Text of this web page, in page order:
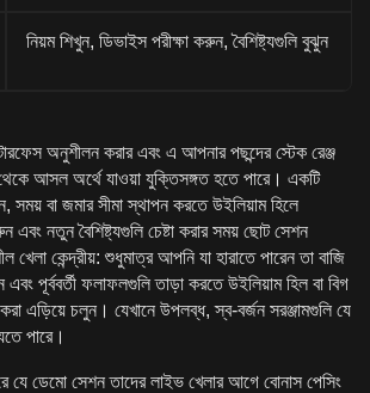
নিয়ম শিখুন, ডিভাইস পরীক্ষা করুন, বৈশিষ্ট্যগুলি বুঝুন
অনুশীলন করার এবং এ আপনার পছন্দের স্টেক রেঞ্জ
আসল অর্থে যাওয়া যুক্তিসঙ্গত হতে পারে। একটি
সময় বা জমার সীমা স্থাপন করতে উইলিয়াম হিলে
এবং নতুন বৈশিষ্ট্যগুলি চেষ্টা করার সময় ছোট সেশন
খেলা কেন্দ্রীয়: শুধুমাত্র আপনি যা হারাতে পারেন তা বাজি
এবং পূর্ববর্তী ফলাফলগুলি তাড়া করতে উইলিয়াম হিল বা বিগ
করা এড়িয়ে চলুন। যেখানে উপলব্ধ, স্ব-বর্জন সরঞ্জামগুলি যে
পারে।
যে ডেমো সেশন তাদের লাইভ খেলার আগে বোনাস পেসিং